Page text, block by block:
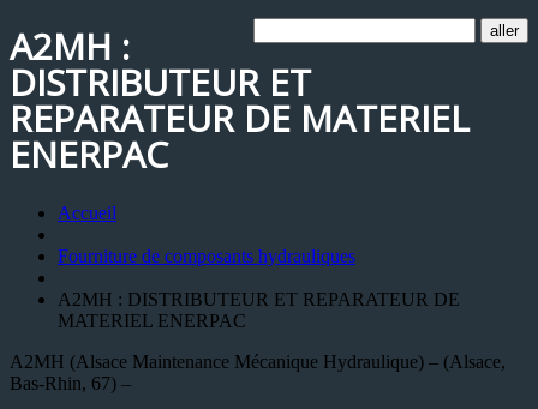
A2MH :
DISTRIBUTEUR ET
REPARATEUR DE MATERIEL
ENERPAC
Accueil
Fourniture de composants hydrauliques
A2MH : DISTRIBUTEUR ET REPARATEUR DE
MATERIEL ENERPAC
A2MH (Alsace Maintenance Mécanique Hydraulique) – (Alsace,
Bas-Rhin, 67) –